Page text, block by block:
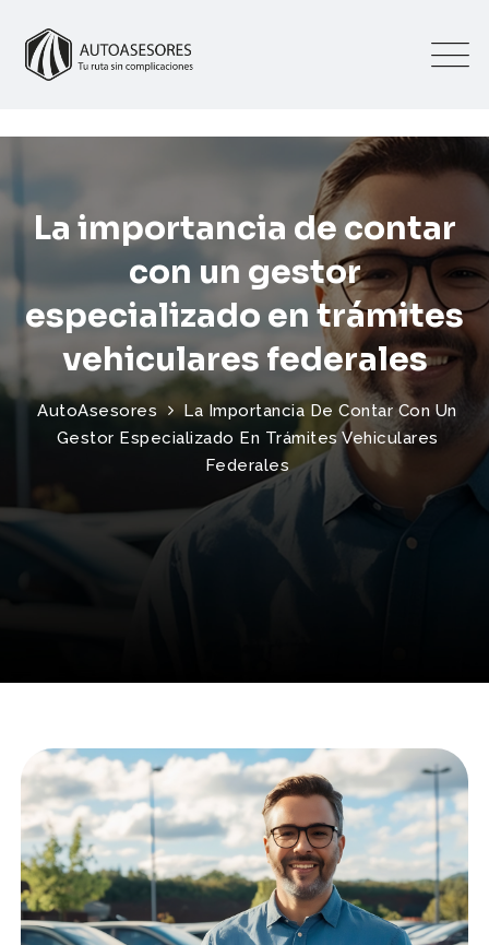
La importancia de contar
con un gestor
especializado en trámites
vehiculares federales
AutoAsesores
La Importancia De Contar Con Un
Gestor Especializado En Trámites Vehiculares
Federales